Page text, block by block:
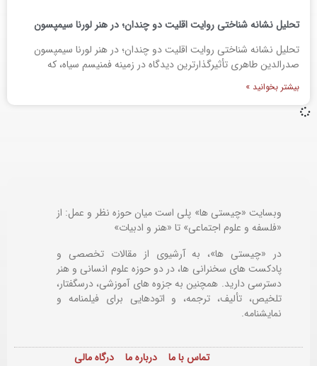
تحلیل نشانه شناختی روایت اقلیت دو چندان؛ در هنر لورنا سیمپسون
تحلیل نشانه شناختی روایت اقلیت دو چندان؛ در هنر لورنا سیمپسون
صدرالدین طاهری تأثیرگذارترین دیدگاه در زمینه فمنیسم سیاه، که
بیشتر بخوانید »
وبسایت «چیستی ها» پلی است میان حوزه نظر و عمل: از
«فلسفه و علوم اجتماعی» تا «هنر و ادبیات»
در «چیستی ها»، به آرشیوی از مقالات تخصصی و
پادکست های سخنرانی ها، در دو حوزه علوم انسانی و هنر
دسترسی دارید. همچنین به جزوه های آموزشی، درسگفتار،
تلخیص، تألیف، ترجمه، و اتودهایی برایفیلمنامه و
نمایشنامه.
تماس با ما درباره ما درگاه مالی